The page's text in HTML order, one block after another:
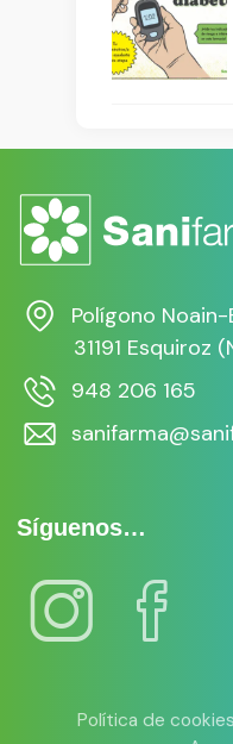
Polígono
31191 Esquiroz
948 206 165
Síguenos…
Política de cookies